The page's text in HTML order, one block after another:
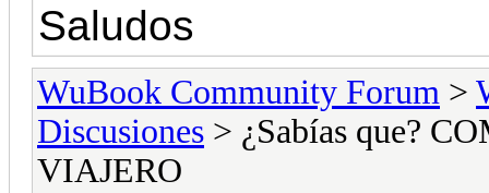
Saludos
WuBook Community Forum >
Discusiones > ¿Sabías que?
VIAJERO